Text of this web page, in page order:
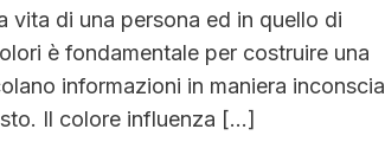
vita di una persona ed in quello di
è fondamentale per costruire una
informazioni in maniera inconscia
Il colore influenza […]